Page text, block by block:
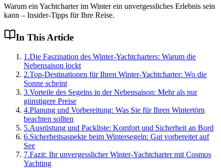
Warum ein Yachtcharter im Winter ein unvergessliches Erlebnis sein
kann – Insider-Tipps für Ihre Reise.
In This Article
1 .Die Faszination des Winter-Yachtcharters: Warum die
Nebensaison lockt
2.Top-Destinationen für Ihren Winter-Yachtcharter: Wo die
Sonne scheint
3.Vorteile des Segelns in der Nebensaison: Mehr als nur
günstigere Preise
4.Planung und Vorbereitung: Was Sie für Ihren Wintertörn
beachten sollten
5.Ausrüstung und Packliste: Komfort und Sicherheit an Bord
6.Sicherheitsaspekte beim Wintersegeln: Gut vorbereitet auf
See
7.Fazit: Ihr unvergesslicher Winter-Yachtcharter mit Cosmos
Yachting